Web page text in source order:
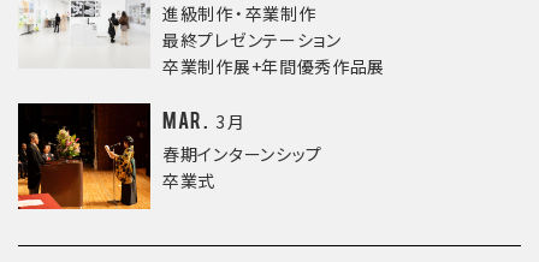
進級制作・卒業制作
最終プレゼンテーション
卒業制作展+年間優秀作品展
Mar.
3月
春期インターンシップ
卒業式